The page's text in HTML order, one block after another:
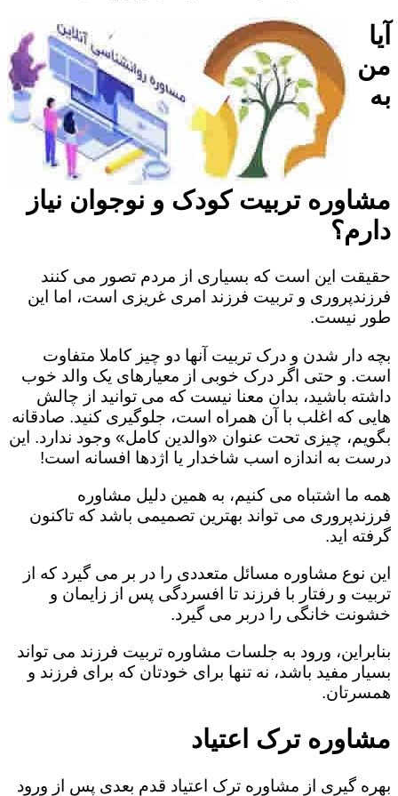
آیا
من
به
مشاوره تربیت کودک و نوجوان نیاز
دارم؟
حقیقت این است که بسیاری از مردم تصور می کنند
فرزندپروری و تربیت فرزند امری غریزی است، اما این
طور نیست.
بچه دار شدن و درک تربیت آنها دو چیز کاملا متفاوت
است. و حتی اگر درک خوبی از معیارهای یک والد خوب
داشته باشید، بدان معنا نیست که می توانید از چالش
هایی که اغلب با آن همراه است، جلوگیری کنید. صادقانه
بگویم، چیزی تحت عنوان «والدین کامل» وجود ندارد. این
درست به اندازه اسب شاخدار یا اژدها افسانه است!
همه ما اشتباه می کنیم، به همین دلیل مشاوره
فرزندپروری می تواند بهترین تصمیمی باشد که تاکنون
گرفته اید.
این نوع مشاوره مسائل متعددی را در بر می گیرد که از
تربیت و رفتار با فرزند تا افسردگی پس از زایمان و
خشونت خانگی را دربر می گیرد.
بنابراین، ورود به جلسات مشاوره تربیت فرزند می تواند
بسیار مفید باشد، نه تنها برای خودتان که برای فرزند و
همسرتان.
مشاوره ترک اعتیاد
بهره گیری از مشاوره ترک اعتیاد قدم بعدی پس از ورود